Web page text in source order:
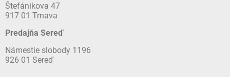
Štefánikova 47
917 01 Trnava
Predajňa Sereď
Námestie slobody 1196
926 01 Sereď